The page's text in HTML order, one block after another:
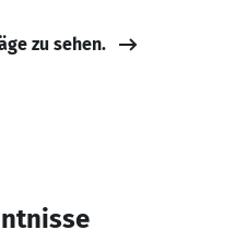
zu sehen.